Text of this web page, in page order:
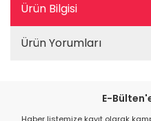
Ürün Bilgisi
Ürün Yorumları
E-